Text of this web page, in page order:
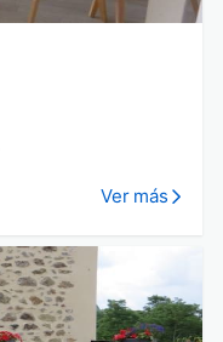
Ver más